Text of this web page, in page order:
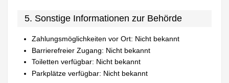
5. Sonstige Informationen zur Behörde
Zahlungsmöglichkeiten vor Ort: Nicht bekannt
Barrierefreier Zugang: Nicht bekannt
Toiletten verfügbar: Nicht bekannt
Parkplätze verfügbar: Nicht bekannt